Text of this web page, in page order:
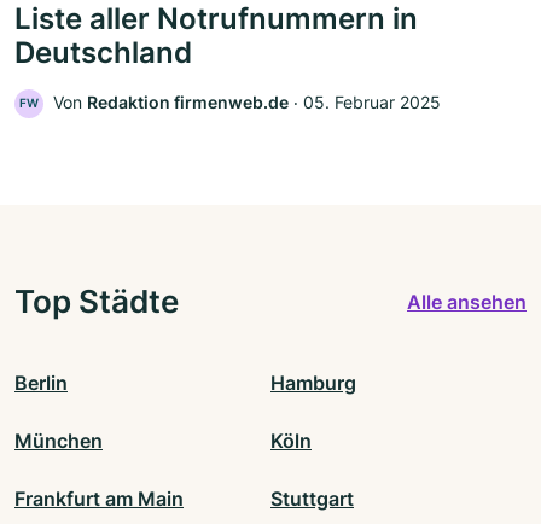
Liste aller Notrufnummern in
Deutschland
FW Von Redaktion firmenweb.de ‧ 05. Februar 2025
Top Städte Alle ansehen
Berlin Hamburg
München Köln
Frankfurt am Main Stuttgart